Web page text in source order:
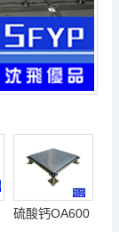
硫酸钙OA600